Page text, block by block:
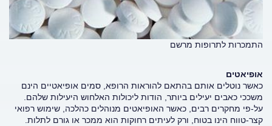
התמכרות לתרופות מרשם
אופיאטים
כאשר נוטלים אותם בהתאם להוראות הרופא, סמים אופיאטיים הינם
משככי כאבים יעילים ביותר, הודות ליכולות האלחוש היעילות שלהם.
על-פי מחקרים רבים, כאשר האופיאטים מנוהלים כהלכה, שימוש רפואי
קצר-טווח הינו בטוח, ורק לעיתים רחוקות הוא ממכר או גורם לתלות.